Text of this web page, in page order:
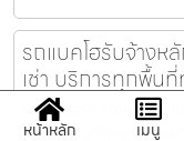
รถแบคโฮรับจ้างห
เช่า บริการทุกพื้น
รถแบคโฮรับจ้างหลักสี่ ร
ในราคาเป็นกันเอง พร้อม
หน้าหลัก เมนู